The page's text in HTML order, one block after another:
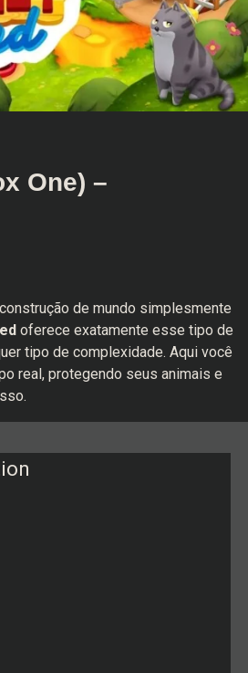
One) –
de mundo simplesmente
oferece exatamente esse tipo de
tipo de complexidade. Aqui você
real, protegendo seus animais e